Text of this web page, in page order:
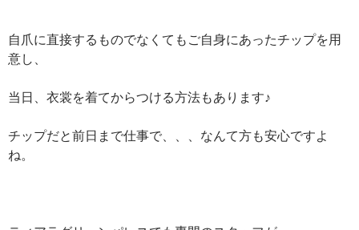
自爪に直接するものでなくてもご自身にあったチップを用
意し、
当日、衣裳を着てからつける方法もあります♪
チップだと前日まで仕事で、、、なんて方も安心ですよ
ね。